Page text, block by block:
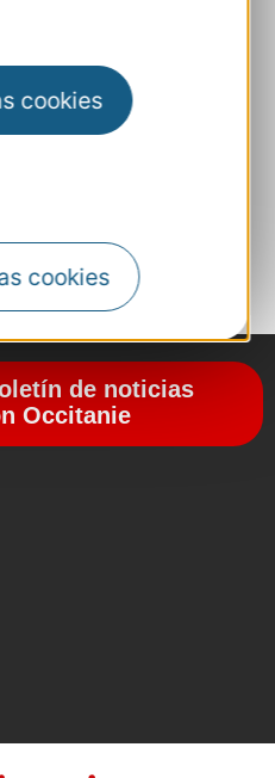
cookies
cookies
de noticias
Occitanie